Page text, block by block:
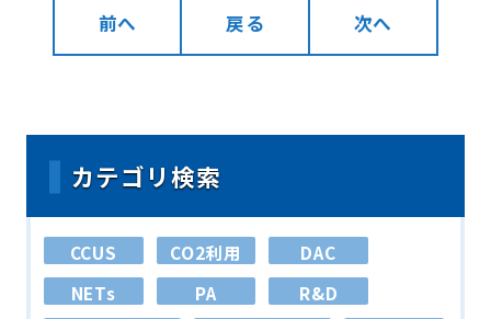
前へ 戻る 次へ
カテゴリ検索
CCUS CO2利用
DAC
NETs
PA
R&D